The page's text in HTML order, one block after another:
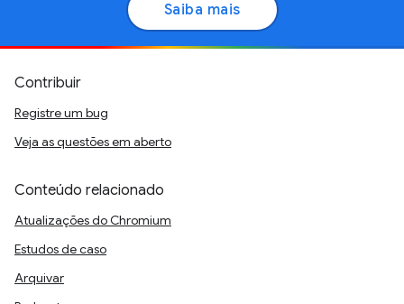
Saiba mais
Contribuir
Registre um bug
Veja as questões em aberto
Conteúdo relacionado
Atualizações do Chromium
Estudos de caso
Arquivar